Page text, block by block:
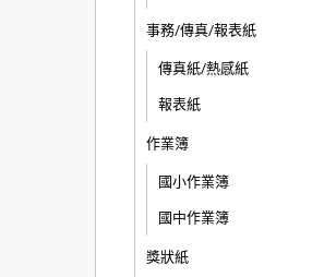
事務/傳真/報表紙
傳真紙/熱感紙
報表紙
作業簿
國小作業簿
國中作業簿
獎狀紙